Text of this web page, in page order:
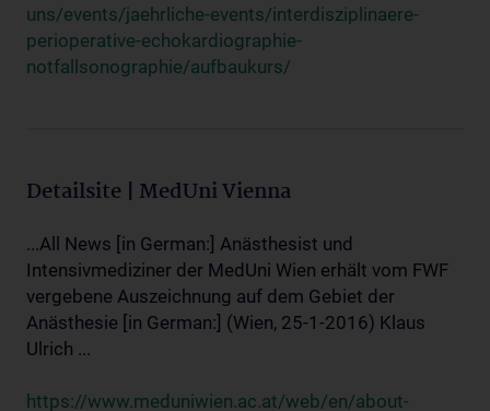
uns/events/jaehrliche-events/interdisziplinaere-
perioperative-echokardiographie-
notfallsonographie/aufbaukurs/
Detailsite | MedUni Vienna
...All News [in German:] Anästhesist und
Intensivmediziner der MedUni Wien erhält vom FWF
vergebene Auszeichnung auf dem Gebiet der
Anästhesie [in German:] (Wien, 25-1-2016) Klaus
Ulrich ...
https://www.meduniwien.ac.at/web/en/about-